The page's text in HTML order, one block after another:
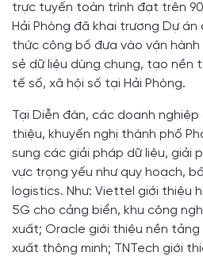
trực tuyến toàn trình đạt trên
Hải Phòng đã khai trương Dự án
thức công bố đưa vào vận
sẻ dữ liệu dùng chung, tạo nền
tế số, xã hội số tại Hải Phòng.
Tại Diễn đàn, các doanh
thiệu, khuyến nghị thành phố
sung các giải pháp dữ liệu, giải
vực trọng yếu như quy hoạch,
logistics. Như: Viettel giới thiệu
5G cho cảng biển, khu công
xuất; Oracle giới thiệu nền
xuất thông minh; TNTech giới